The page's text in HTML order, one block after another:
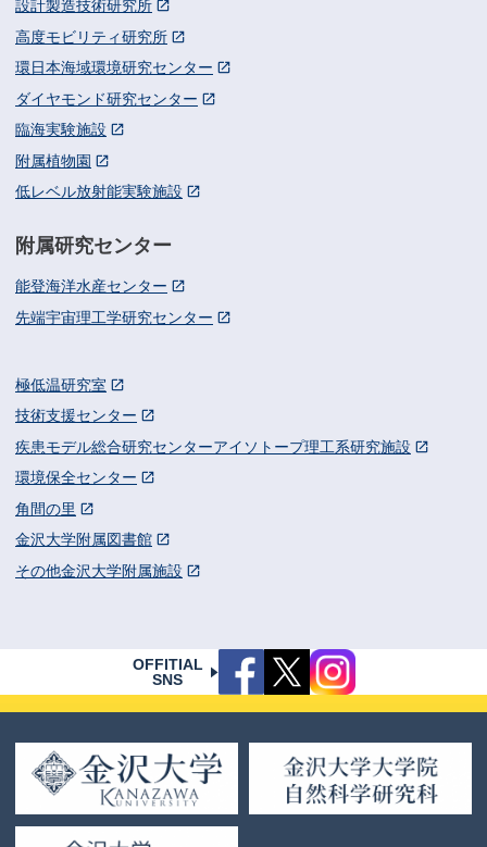
設計製造技術研究所
高度モビリティ研究所
環日本海域環境研究センター
ダイヤモンド研究センター
臨海実験施設
附属植物園
低レベル放射能実験施設
附属研究センター
能登海洋水産センター
先端宇宙理工学研究センター
極低温研究室
技術支援センター
疾患モデル総合研究センターアイソトープ理工系研究施設
環境保全センター
角間の里
金沢大学附属図書館
その他金沢大学附属施設
OFFITIAL
SNS